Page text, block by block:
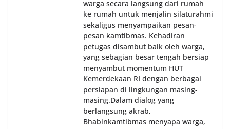
warga secara langsung dari rumah
ke rumah untuk menjalin silaturahmi
sekaligus menyampaikan pesan-
pesan kamtibmas. Kehadiran
petugas disambut baik oleh warga,
yang sebagian besar tengah bersiap
menyambut momentum HUT
Kemerdekaan RI dengan berbagai
persiapan di lingkungan masing-
masing.‎Dalam dialog yang
berlangsung akrab,
Bhabinkamtibmas menyapa warga,